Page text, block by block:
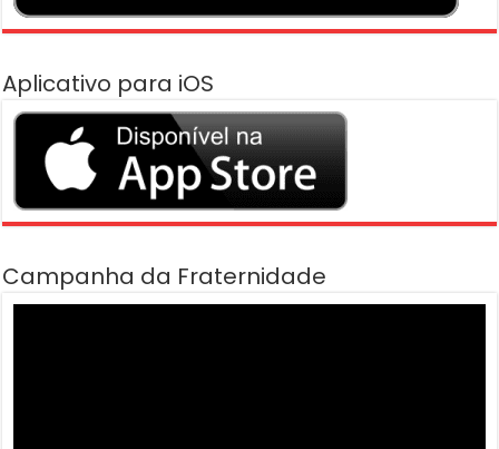
Aplicativo para iOS
Campanha da Fraternidade